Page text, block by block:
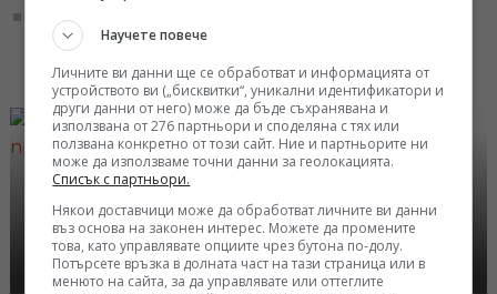
07:08, 18.11.2017
Научете повече
Личните ви данни ще се обработват и информацията от
устройството ви („бисквитки“, уникални идентификатори и
други данни от него) може да бъде съхранявана и
използвана от 276 партньори и споделяна с тях или
ползвана конкретно от този сайт. Ние и партньорите ни
може да използваме точни данни за геолокацията.
Списък с партньори.
Някои доставчици може да обработват личните ви данни
въз основа на законен интерес. Можете да промените
това, като управлявате опциите чрез бутона по-долу.
Потърсете връзка в долната част на тази страница или в
менюто на сайта, за да управлявате или оттеглите